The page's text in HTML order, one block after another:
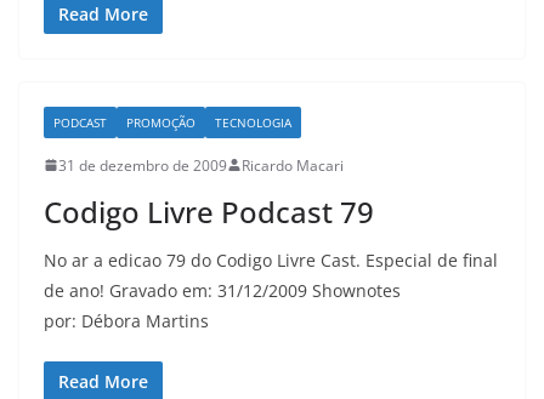
Read More
PODCAST PROMOÇÃO TECNOLOGIA
31 de dezembro de 2009 Ricardo Macari
Codigo Livre Podcast 79
No ar a edicao 79 do Codigo Livre Cast. Especial de final
de ano! Gravado em: 31/12/2009 Shownotes
por: Débora Martins
Read More